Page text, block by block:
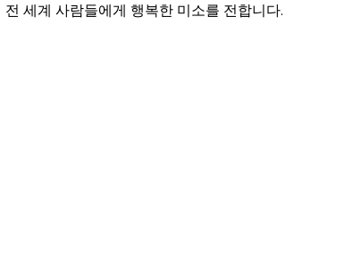
전 세계 사람들에게 행복한 미소를 전합니다.